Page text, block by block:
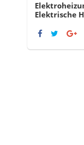
Elektrische